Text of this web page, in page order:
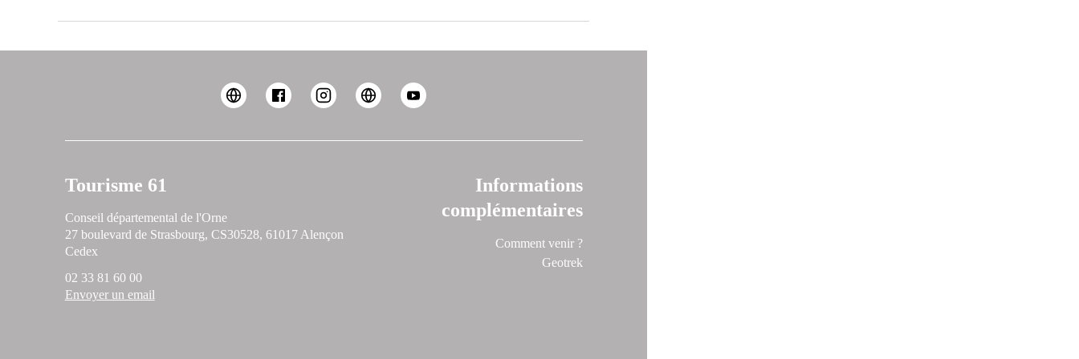
Tourisme 61
Conseil départemental de l'Orne
27 boulevard de Strasbourg, CS30528, 61017 Alençon
Cedex
02 33 81 60 00
Envoyer un email
Informations
complémentaires
Comment venir ?
Geotrek